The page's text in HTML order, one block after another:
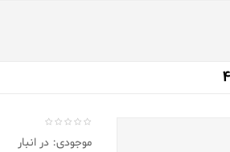
موجودی: در انبار